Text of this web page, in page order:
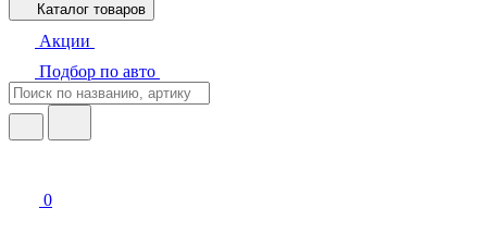
Каталог товаров
Акции
Подбор по авто
0